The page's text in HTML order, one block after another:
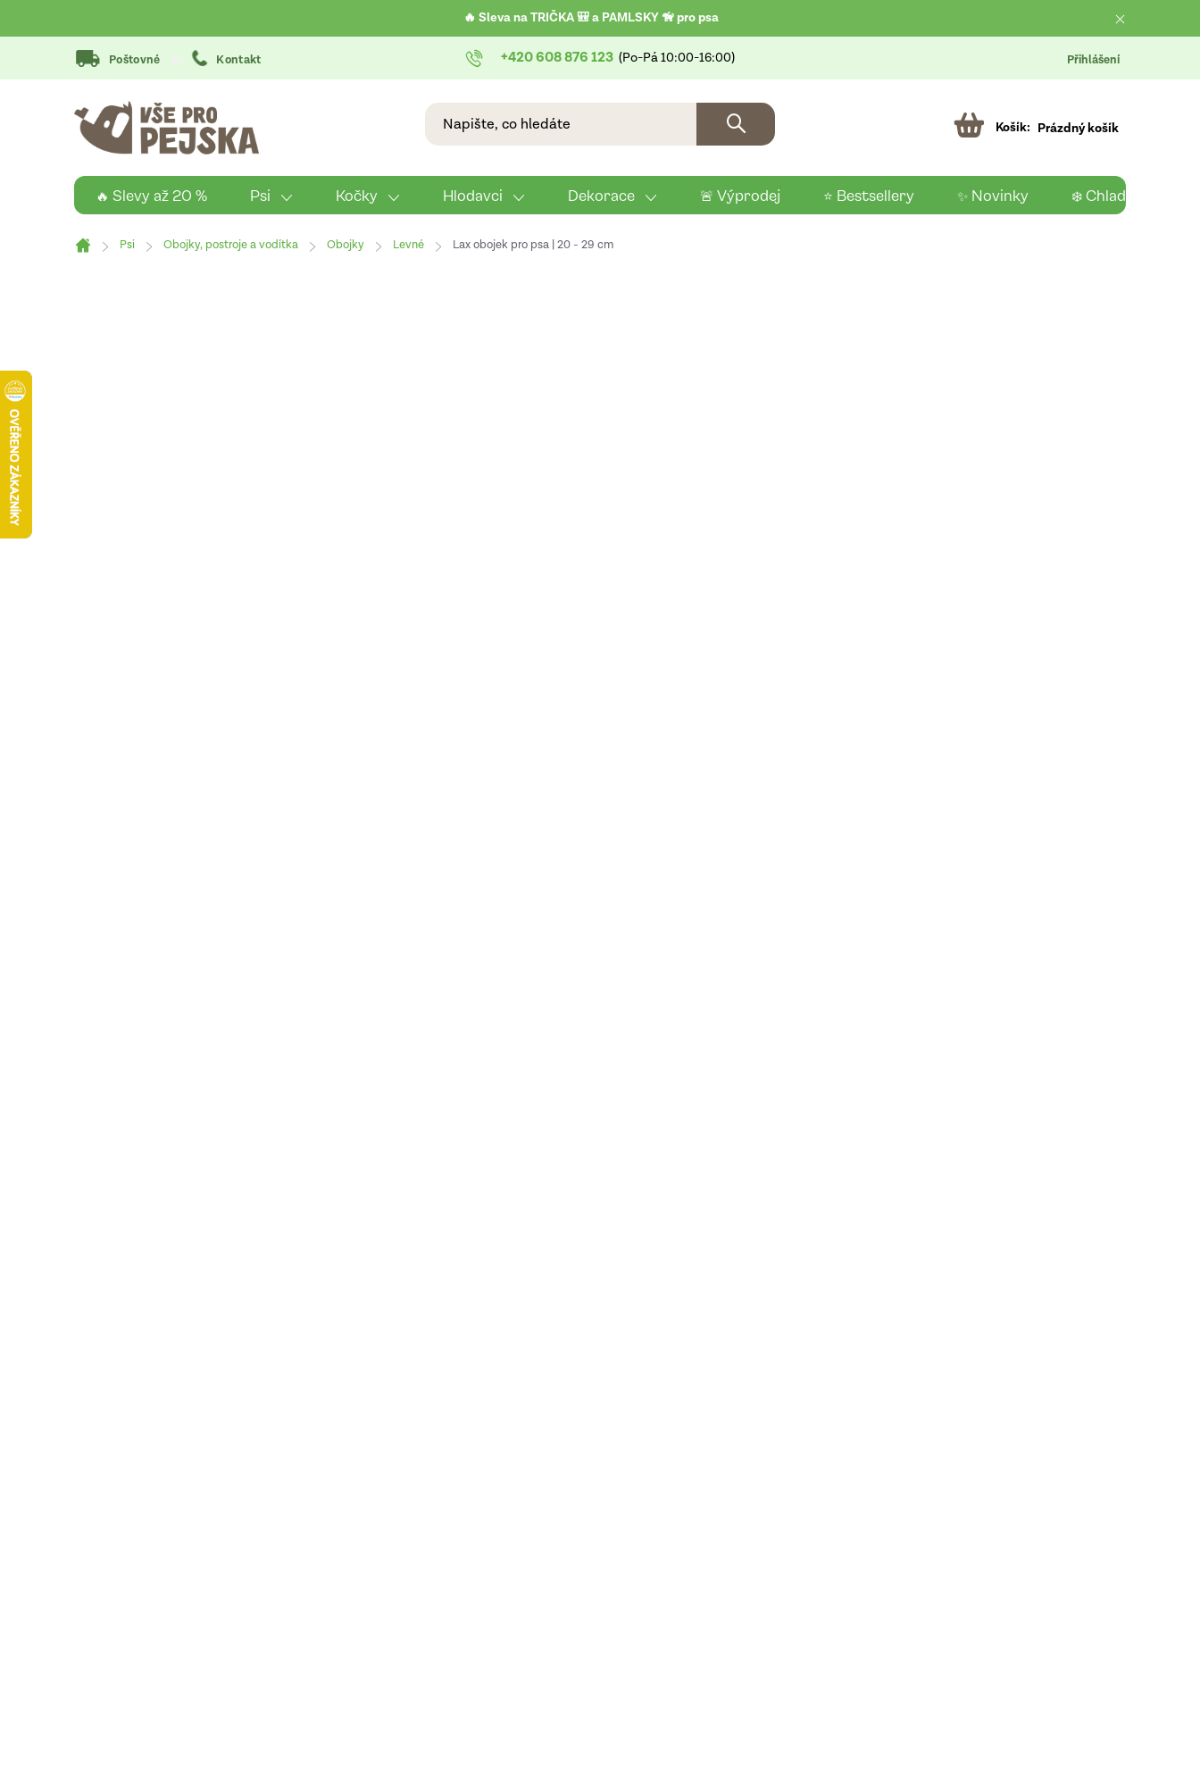
na
🔥 Sleva na TRIČKA 🎒 a PAMLSKY 🦮 pro psa
+420 608 876 123
Poštovné Kontakt Přihlášení
Prázdný košík
🔥 Slevy až 20 % Psi Kočky Hlodavci Dekorace 🚨 Výprodej ⭐ Bestsellery ✨ Novinky ❄️ Chladící
Domů
Psi Obojky, postroje a vodítka Obojky Levné Lax obojek pro psa | 20 - 29 cm